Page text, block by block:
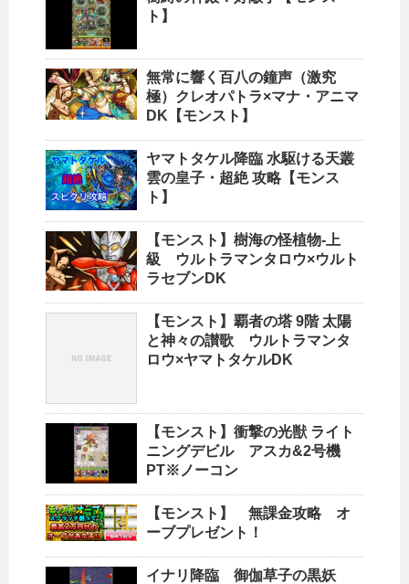
ト】
無常に響く百八の鐘声（激究
極）クレオパトラ×マナ・アニマ
DK【モンスト】
ヤマトタケル降臨 水駆ける天叢
雲の皇子・超絶 攻略【モンス
ト】
【モンスト】樹海の怪植物-上
級 ウルトラマンタロウ×ウルト
ラセブンDK
【モンスト】覇者の塔 9階 太陽
と神々の讃歌 ウルトラマンタ
ロウ×ヤマトタケルDK
【モンスト】衝撃の光獣 ライト
ニングデビル アスカ&2号機
PT※ノーコン
【モンスト】 無課金攻略 オ
ーブプレゼント！
イナリ降臨 御伽草子の黒妖